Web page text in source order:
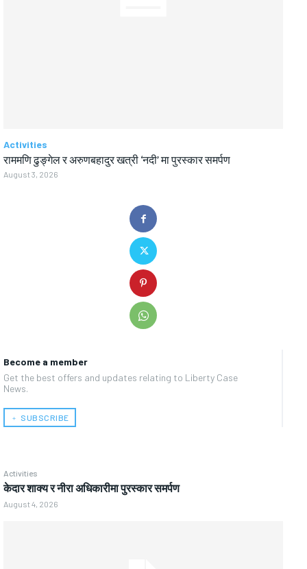
Become a member
Get the best offers and updates relating to Liberty Case
News.
﹢ SUBSCRIBE
Activities
केदार शाक्य र नीरा अधिकारीमा पुरस्कार समर्पण
August 4, 2026
Activities
राममणि ढुङ्गेल र अरुणबहादुर खत्री ‘नदी’ मा पुरस्कार समर्पण
August 3, 2026